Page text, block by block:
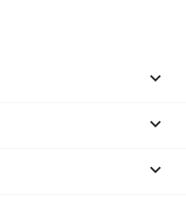


